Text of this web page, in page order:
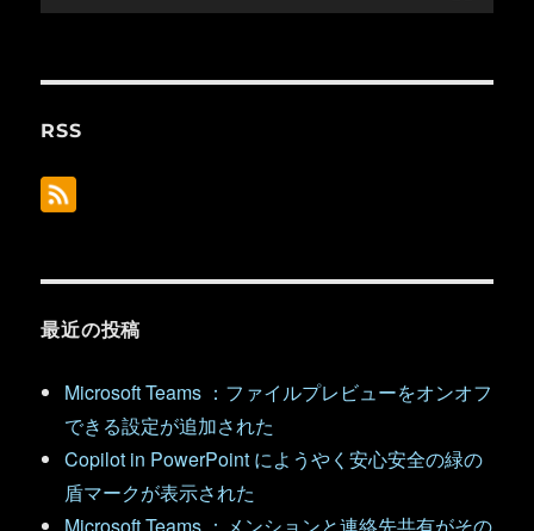
RSS
最近の投稿
Microsoft Teams ：ファイルプレビューをオンオフ
できる設定が追加された
Copilot in PowerPoint にようやく安心安全の緑の
盾マークが表示された